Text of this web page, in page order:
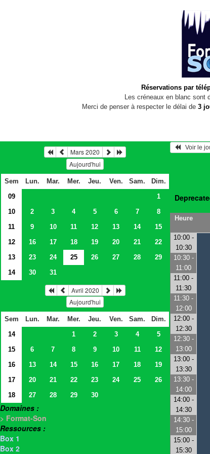
Réservations par
Les créneaux en blanc sont
Merci de penser à respecter le délai de 3
Mars 2020
Aujourd'hui
Sem Lun. Mar. Mer. Jeu. Ven. Sam.
Dim.
09
1
10
2 3 4 5 6 7
8
11
9 10 11 12 13 14
15
12
16 17 18 19 20 21
22
13
23 24 25 26 27 28
29
14
30 31
Avril 2020
Aujourd'hui
Sem Lun. Mar. Mer. Jeu. Ven. Sam.
Dim.
14
1 2 3 4
5
15
6 7 8 9 10 11
12
16
13 14 15 16 17 18
19
17
20 21 22 23 24 25
26
18
27 28 29 30
Domaines :
> Format-Son
Ressources :
Box 1
Box 2
Voir le
Heure
10:00 -
10:30
10:30 -
11:00
11:00 -
11:30
11:30 -
12:00
12:00 -
12:30
12:30 -
13:00
13:00 -
13:30
13:30 -
14:00
14:00 -
14:30
14:30 -
15:00
15:00 -
15:30